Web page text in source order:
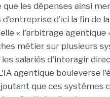
les dépenses ainsi
d'entreprise d'ici la fin de
« l'arbitrage
métier sur plusieurs
salariés d'interagir
agentique bouleverse
que ces systèmes